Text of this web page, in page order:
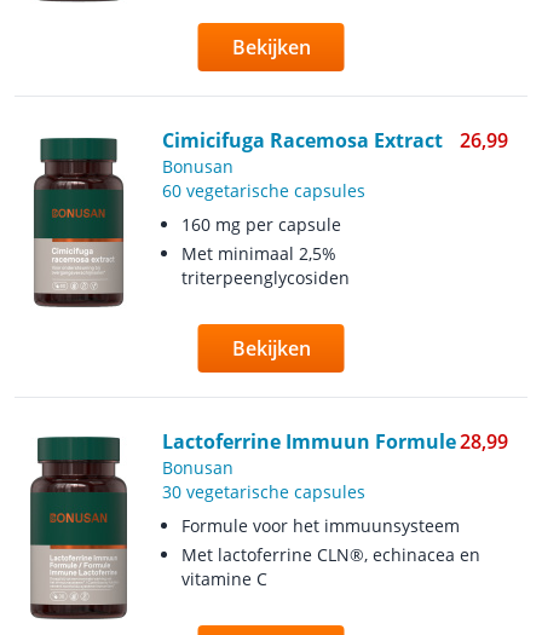
Bekijken
Cimicifuga Racemosa Extract 26,99
Bonusan
60 vegetarische capsules
160 mg per capsule
Met minimaal 2,5%
triterpeenglycosiden
Bekijken
Lactoferrine Immuun Formule28,99
Bonusan
30 vegetarische capsules
Formule voor het immuunsysteem
Met lactoferrine CLN®, echinacea en
vitamine C